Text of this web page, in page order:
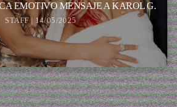
EMOTIVO MENSAJE A KAROL G.
STAFF | 14/05/2025